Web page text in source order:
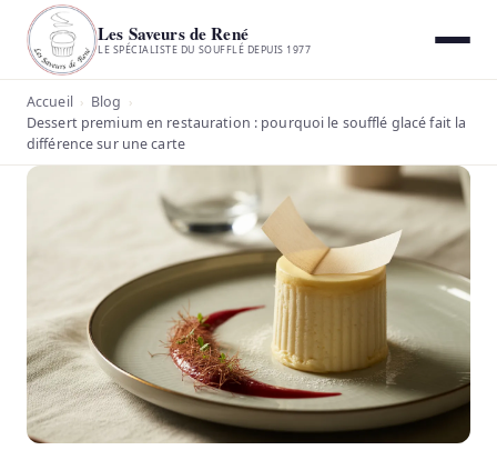
Les Saveurs de René
LE SPÉCIALISTE DU SOUFFLÉ DEPUIS 1977
Accueil › Blog ›
Dessert premium en restauration : pourquoi le soufflé glacé fait la
différence sur une carte